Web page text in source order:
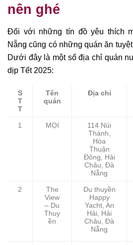
nên ghé
Đối với những tín đồ yêu thích
Nẵng cũng có những quán ăn
Dưới đây là một số địa chỉ quán
dịp Tết 2025:
S
T
T
Tên
quán
Địa chỉ
1 MỌI
114 Núi
Thành,
Hòa
Thuận
Đông, Hải
Châu, Đà
Nẵng
2
The
View
– Du
Thuy
ền
Du thuyền
Happy
Yacht, An
Hải, Hải
Châu, Đà
Nẵng